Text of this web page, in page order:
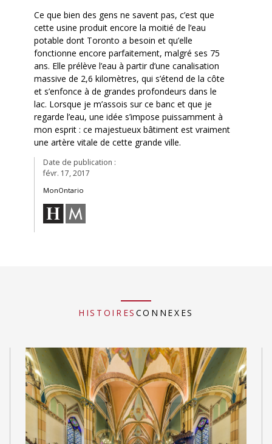
Date de publication :
févr. 17, 2017
MonOntario
Ce que bien des gens ne savent pas, c’est que
cette usine produit encore la moitié de l’eau
potable dont Toronto a besoin et qu’elle
fonctionne encore parfaitement, malgré ses 75
ans. Elle prélève l’eau à partir d’une canalisation
massive de 2,6 kilomètres, qui s’étend de la côte
et s’enfonce à de grandes profondeurs dans le
lac. Lorsque je m’assois sur ce banc et que je
regarde l’eau, une idée s’impose puissamment à
mon esprit : ce majestueux bâtiment est vraiment
une artère vitale de cette grande ville.
HISTOIRES CONNEXES